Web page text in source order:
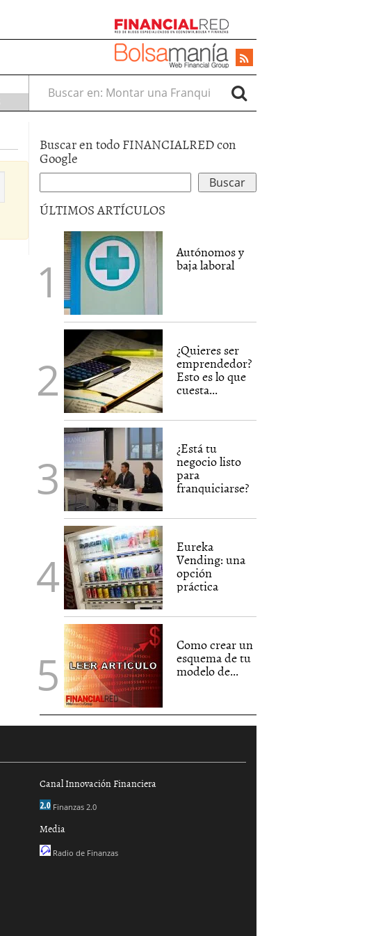
Buscar en:
Buscar en todo FINANCIALRED con
Google
ÚLTIMOS ARTÍCULOS
Autónomos y
baja laboral
¿Quieres ser
emprendedor?
Esto es lo que
cuesta...
¿Está tu
negocio listo
para
franquiciarse?
Eureka
Vending: una
opción
práctica
Como crear un
esquema de tu
modelo de...
Canal Innovación Financiera
Finanzas 2.0
Media
Radio de Finanzas